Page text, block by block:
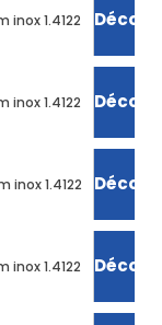
inox 1.4122
inox 1.4122
inox 1.4122
inox 1.4122